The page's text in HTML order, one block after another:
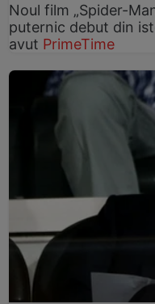
Noul film „Spider-
puternic debut din
avut PrimeTime